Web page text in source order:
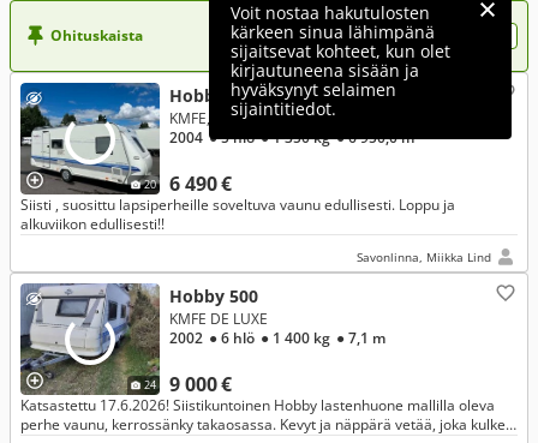
Voit nostaa hakutulosten
kärkeen sinua lähimpänä
sijaitsevat kohteet, kun olet
kirjautuneena sisään ja
hyväksynyt selaimen
sijaintitiedot.
Ohituskaista Nosta ilmoituksesi tähän?
20
Hobby 500
6 490 €
KMFE, EXCELLENT EASY
2004 ● 5 hlö● 1 350 kg● 6 950,0 m
Siisti , suosittu lapsiperheille soveltuva vaunu edullisesti. Loppu ja
alkuviikon edullisesti!!
Savonlinna, Miikka Lind
24
Hobby 500
9 000 €
KMFE DE LUXE
2002 ● 6 hlö ● 1 400 kg ● 7,1 m
Katsastettu 17.6.2026! Siistikuntoinen Hobby lastenhuone mallilla oleva
perhe vaunu, kerrossänky takaosassa. Kevyt ja näppärä vetää, joka kulkee